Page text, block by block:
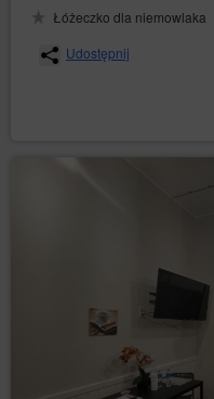
Łóżeczko dla niemowlaka
Udostępnij